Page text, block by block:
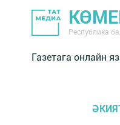
Республика
Газетага онлайн